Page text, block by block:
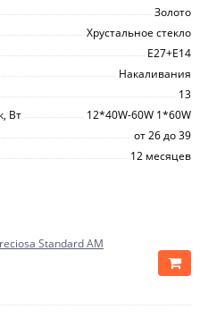
Золото
Хрустальное стекло
Е27+Е14
Накаливания
13
Вт
12*40W-60W 1*60W
от 26 до 39
12 месяцев
Standard AM